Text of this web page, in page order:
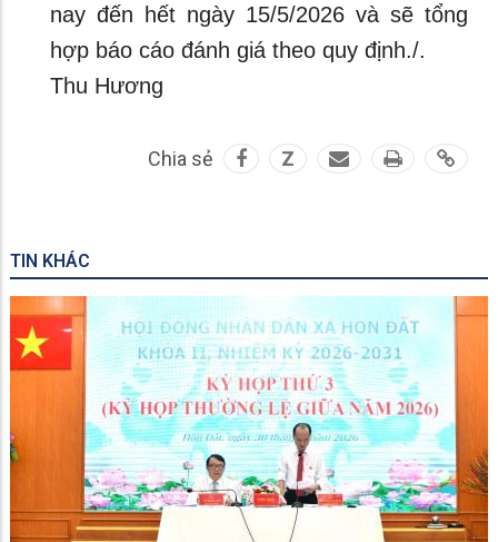
nay đến hết ngày 15/5/2026 và sẽ tổng
hợp báo cáo đánh giá theo quy định./.
Thu Hương
Chia sẻ Z
TIN KHÁC